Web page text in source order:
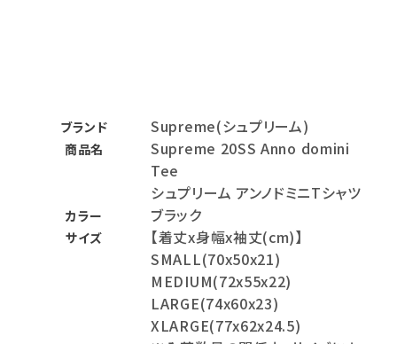
ブランド Supreme(シュプリーム)
商品名
Supreme 20SS Anno domini
Tee
シュプリーム アンノドミニTシャツ
カラー ブラック
サイズ
【着丈x身幅x袖丈(cm)】
SMALL(70x50x21)
MEDIUM(72x55x22)
LARGE(74x60x23)
XLARGE(77x62x24.5)